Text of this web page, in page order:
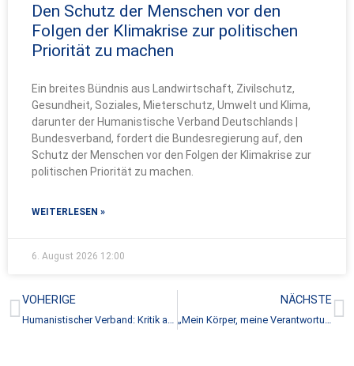
Den Schutz der Menschen vor den
Folgen der Klimakrise zur politischen
Priorität zu machen
Ein breites Bündnis aus Landwirtschaft, Zivilschutz,
Gesundheit, Soziales, Mieterschutz, Umwelt und Klima,
darunter der Humanistische Verband Deutschlands |
Bundesverband, fordert die Bundesregierung auf, den
Schutz der Menschen vor den Folgen der Klimakrise zur
politischen Priorität zu machen.
WEITERLESEN »
6. August 2026 12:00
Zurück
VOHERIGE NÄCHSTE